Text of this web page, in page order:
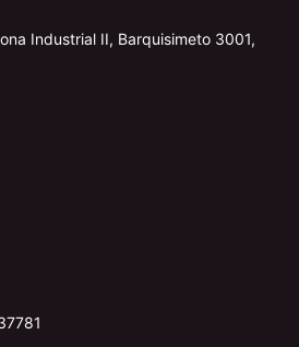
Industrial II, Barquisimeto 3001,